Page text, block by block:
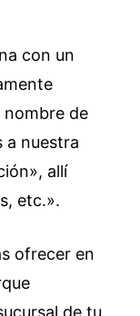
con un
de
a nuestra
allí
etc.».
ofrecer en
de tu